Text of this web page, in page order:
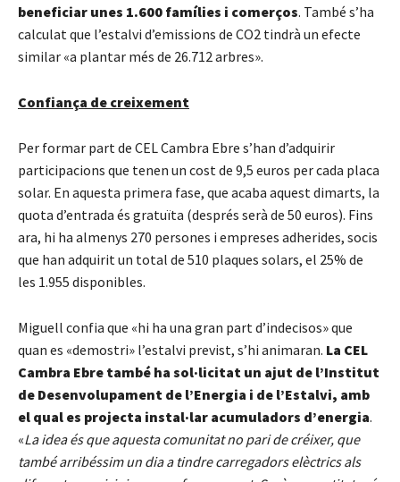
beneficiar unes 1.600 famílies i comerços. També s’ha
calculat que l’estalvi d’emissions de CO2 tindrà un efecte
similar «a plantar més de 26.712 arbres».
Confiança de creixement
Per formar part de CEL Cambra Ebre s’han d’adquirir
participacions que tenen un cost de 9,5 euros per cada placa
solar. En aquesta primera fase, que acaba aquest dimarts, la
quota d’entrada és gratuïta (després serà de 50 euros). Fins
ara, hi ha almenys 270 persones i empreses adherides, socis
que han adquirit un total de 510 plaques solars, el 25% de
les 1.955 disponibles.
Miguell confia que «hi ha una gran part d’indecisos» que
quan es «demostri» l’estalvi previst, s’hi animaran. La CEL
Cambra Ebre també ha sol·licitat un ajut de l’Institut
de Desenvolupament de l’Energia i de l’Estalvi, amb
el qual es projecta instal·lar acumuladors d’energia.
«La idea és que aquesta comunitat no pari de créixer, que
també arribéssim un dia a tindre carregadors elèctrics als